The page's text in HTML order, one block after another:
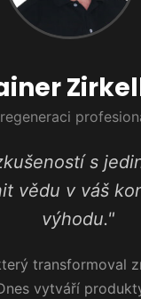
s
vědu v váš
výhodu."
transformoval
vytváří